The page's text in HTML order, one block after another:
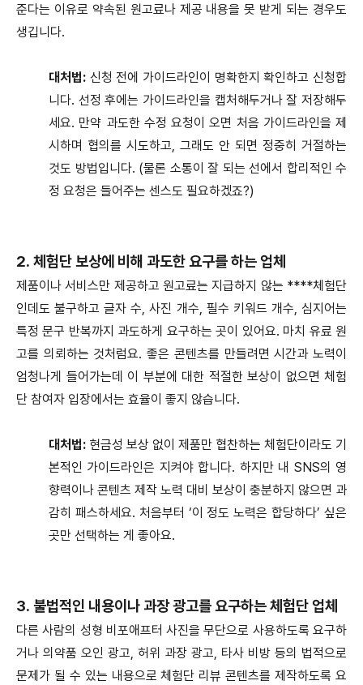
준다는 이유로 약속된 원고료나 제공 내용을 못 받게 되는 경우도
생깁니다.
대처법: 신청 전에 가이드라인이 명확한지 확인하고 신청합
니다. 선정 후에는 가이드라인을 캡처해두거나 잘 저장해두
세요. 만약 과도한 수정 요청이 오면 처음 가이드라인을 제
시하며 협의를 시도하고, 그래도 안 되면 정중히 거절하는
것도 방법입니다. (물론 소통이 잘 되는 선에서 합리적인 수
정 요청은 들어주는 센스도 필요하겠죠?)
2. 체험단 보상에 비해 과도한 요구를 하는 업체
제품이나 서비스만 제공하고 원고료는 지급하지 않는 ****체험단
인데도 불구하고 글자 수, 사진 개수, 필수 키워드 개수, 심지어는
특정 문구 반복까지 과도하게 요구하는 곳이 있어요. 마치 유료 원
고를 의뢰하는 것처럼요. 좋은 콘텐츠를 만들려면 시간과 노력이
엄청나게 들어가는데 이 부분에 대한 적절한 보상이 없으면 체험
단 참여자 입장에서는 효율이 좋지 않습니다.
대처법: 현금성 보상 없이 제품만 협찬하는 체험단이라도 기
본적인 가이드라인은 지켜야 합니다. 하지만 내 SNS의 영
향력이나 콘텐츠 제작 노력 대비 보상이 충분하지 않으면 과
감히 패스하세요. 처음부터 ‘이 정도 노력은 합당하다’ 싶은
곳만 선택하는 게 좋아요.
3. 불법적인 내용이나 과장 광고를 요구하는 체험단 업체
다른 사람의 성형 비포애프터 사진을 무단으로 사용하도록 요구하
거나 의약품 오인 광고, 허위 과장 광고, 타사 비방 등의 법적으로
문제가 될 수 있는 내용으로 체험단 리뷰 콘텐츠를 제작하도록 요